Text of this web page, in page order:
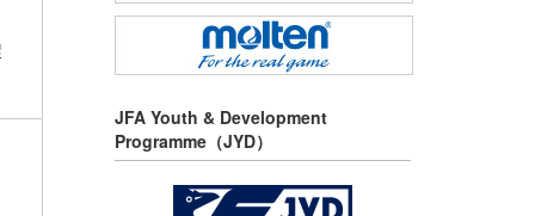
JFA Youth & Development
Programme（JYD）